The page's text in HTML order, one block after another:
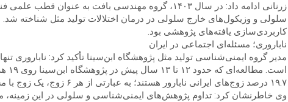
زرنانی ادامه داد: در سال ۱۴۰۳، گروه مهندسی بافت به
سلولی و وزیکول‌های خارج سلولی در درمان اختلالات تولید مثل شناخته
کاربردی‌سازی یافته‌های پژوهشی بود.
ناباروری؛ مسئله‌ای اجتماعی در ایران
مدیر گروه ایمنی‌شناسی تولید مثل پژوهشگاه ابن‌سینا تأکید کرد:
۱۹.۷ درصد زوج‌های ایرانی نابارور هستند؛ به عبارتی از هر ۶ زوج، یک زوج با مشکل ناباروری مواجه‌اند.
وی خاطرنشان کرد: تداوم پژوهش‌های ایمنی‌شناسی و سلولی در این زمینه،